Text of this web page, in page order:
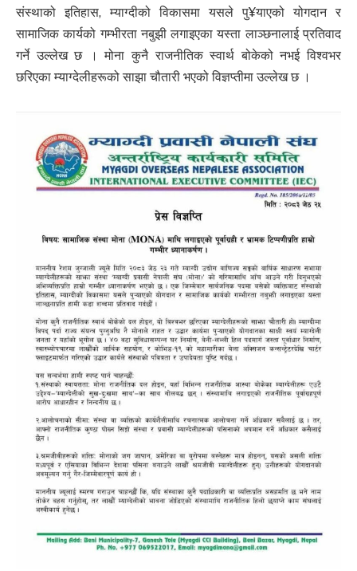
संस्थाको इतिहास, म्याग्दीको विकासमा यसले पु¥याएको योगदान र
सामाजिक कार्यको गम्भीरता नबुझी लगाइएका यस्ता लाञ्छनालाई प्रतिवाद
गर्ने उल्लेख छ । मोना कुनै राजनीतिक स्वार्थ बोकेको नभई विश्वभर
छरिएका म्याग्देलीहरूको साझा चौतारी भएको विज्ञप्तीमा उल्लेख छ ।